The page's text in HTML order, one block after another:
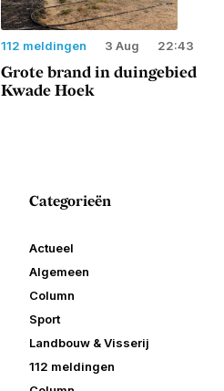
112 meldingen 3 Aug 22:43
Grote brand in duingebied
Kwade Hoek
Categorieën
Actueel
Algemeen
Column
Sport
Landbouw & Visserij
112 meldingen